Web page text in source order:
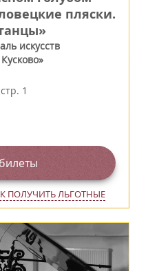
пляски.
искусств
1
ПОЛУЧИТЬ ЛЬГОТНЫЕ